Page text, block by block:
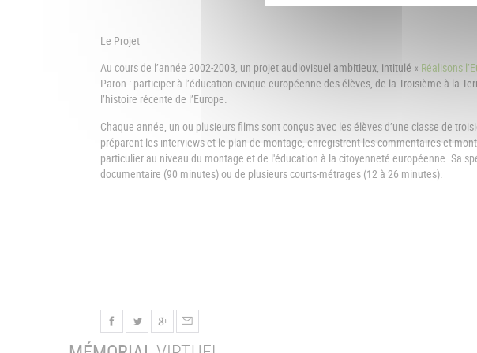
Le Projet
Au cours de l’année 2002-2003, un projet audiovisuel ambitieux, intitulé « Réalisons
Paron : participer à l’éducation civique européenne des élèves, de la Troisième à la
l’histoire récente de l’Europe.
Chaque année, un ou plusieurs films sont conçus avec les élèves d’une classe de
préparent les interviews et le plan de montage, enregistrent les commentaires et
particulier au niveau du montage et de l'éducation à la citoyenneté européenne. Sa
documentaire (90 minutes) ou de plusieurs courts-métrages (12 à 26 minutes).